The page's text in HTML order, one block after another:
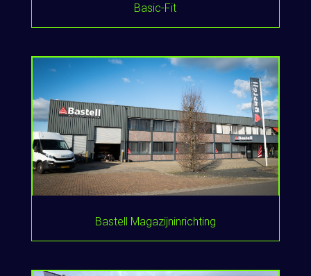
Basic-Fit
Bastell Magazijninrichting